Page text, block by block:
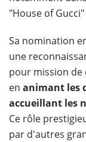
"House of
Sa nomination
une
pour mission de
en animant les
accueillant les
Ce rôle
par d'autres